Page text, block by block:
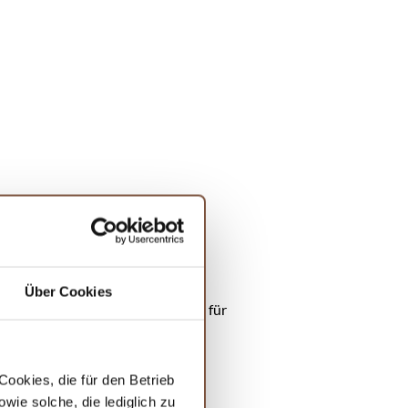
Über Cookies
die für den Betrieb
solche, die lediglich zu
praktisch. Mit einer
ein wahrer Fels in der Brandung für
Kratzer.